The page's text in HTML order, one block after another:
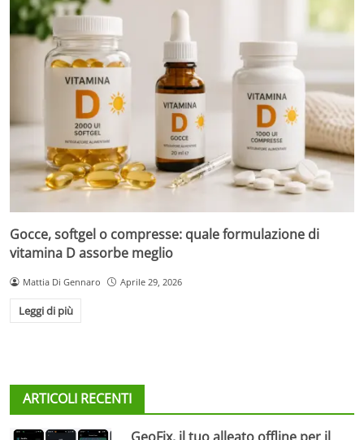
Gocce, softgel o compresse: quale formulazione di
vitamina D assorbe meglio
Mattia Di Gennaro Aprile 29, 2026
Leggi di più
ARTICOLI RECENTI